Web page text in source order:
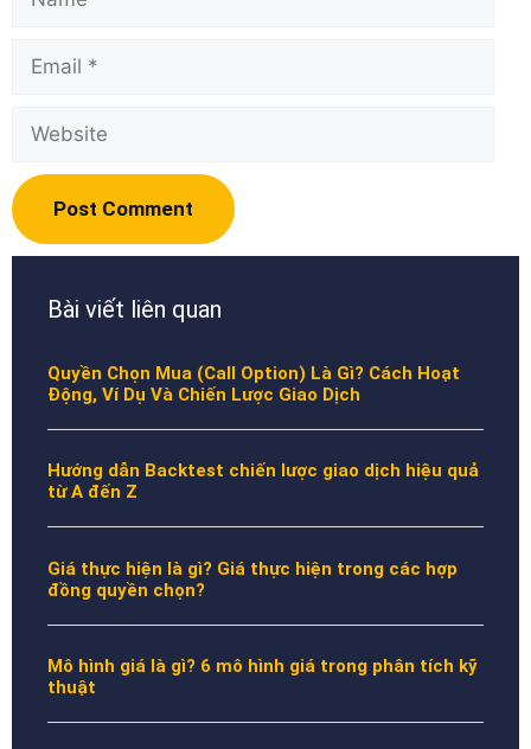
Email
Website
Bài viết liên quan
Quyền Chọn Mua (Call Option) Là Gì? Cách Hoạt
Động, Ví Dụ Và Chiến Lược Giao Dịch
Hướng dẫn Backtest chiến lược giao dịch hiệu quả
từ A đến Z
Giá thực hiện là gì? Giá thực hiện trong các hợp
đồng quyền chọn?
Mô hình giá là gì? 6 mô hình giá trong phân tích kỹ
thuật